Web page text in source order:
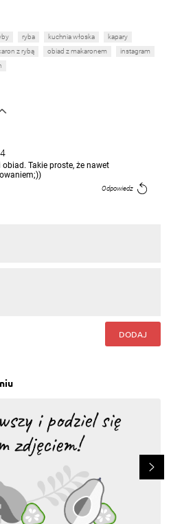
ryba kuchnia włoska
kapary
z rybą obiad z makaronem
instagram
Takie proste, że nawet
Odpowiedz
DODAJ